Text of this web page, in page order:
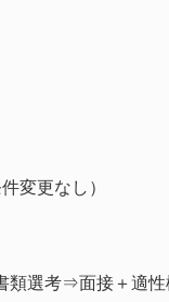
変更なし）
類選考⇒面接＋適